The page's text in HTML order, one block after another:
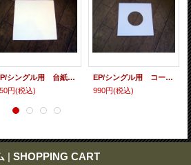
EP/シングル用 台紙 10枚セット
円(税込)
EP/シングル用 コート紙丸穴ジャケ 白 10 copies set / １０枚セット
990円(税込)
| SHOPPING CART